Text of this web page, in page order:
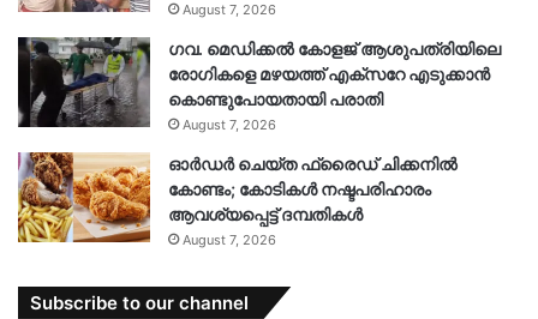
August 7, 2026
ഗവ. മെഡിക്കൽ കോളജ് ആശുപത്രിയിലെ
രോഗികളെ മഴയത്ത് എക്സറേ എടുക്കാൻ
കൊണ്ടുപോയതായി പരാതി
August 7, 2026
ഓർഡർ ചെയ്ത ഫ്രൈഡ് ചിക്കനിൽ
കോണ്ടം; കോടികൾ നഷ്ടപരിഹാരം
ആവശ്യപ്പെട്ട് ദമ്പതികൾ
August 7, 2026
Subscribe to our channel